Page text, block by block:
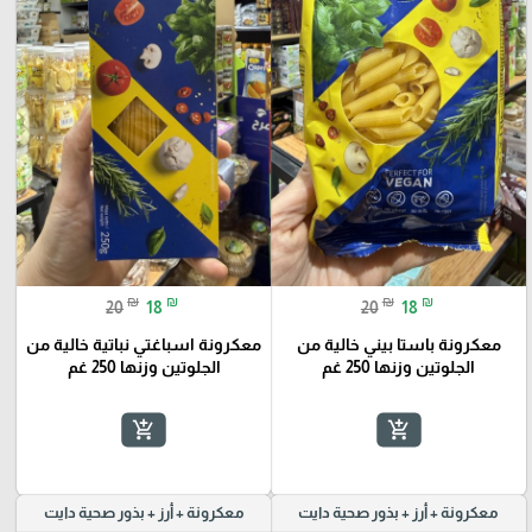
20 ₪ 18 ₪
معكرونة باستا بيني خالية من
الجلوتين وزنها 250 غم
add_shopping_cart
20 ₪ 18 ₪
معكرونة اسباغتي نباتية خالية من
الجلوتين وزنها 250 غم
add_shopping_cart
معكرونة + أرز + بذور صحية دايت معكرونة + أرز + بذور صحية دايت